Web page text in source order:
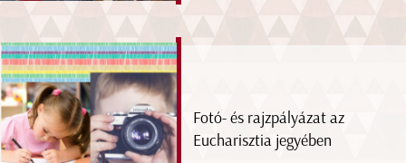
Fotó- és rajzpályázat az
Eucharisztia jegyében